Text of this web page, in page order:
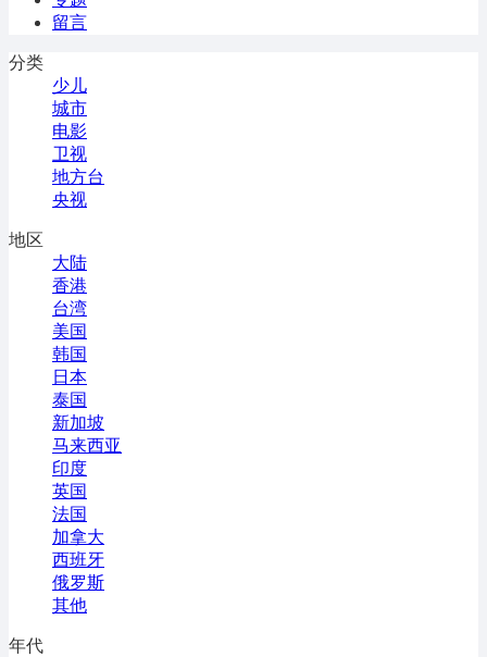
留言
分类
少儿
城市
电影
卫视
地方台
央视
地区
大陆
香港
台湾
美国
韩国
日本
泰国
新加坡
马来西亚
印度
英国
法国
加拿大
西班牙
俄罗斯
其他
年代